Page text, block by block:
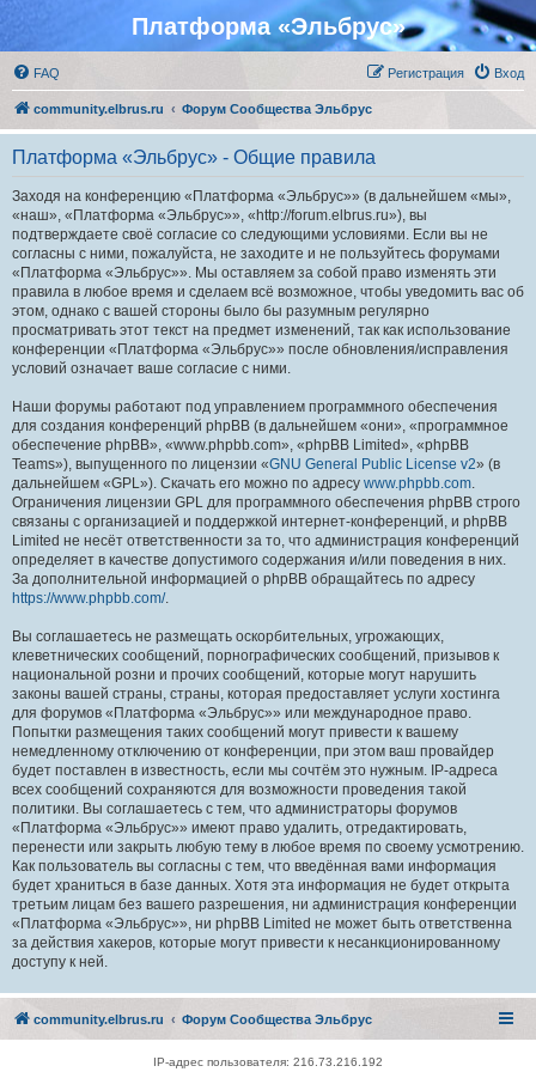
Платформа «Эльбрус»
FAQ Вход
Регистрация
community.elbrus.ru Форум Сообщества Эльбрус
Платформа «Эльбрус» - Общие правила
Заходя на конференцию «Платформа «Эльбрус»» (в дальнейшем «мы»,
«наш», «Платформа «Эльбрус»», «http://forum.elbrus.ru»), вы
подтверждаете своё согласие со следующими условиями. Если вы не
согласны с ними, пожалуйста, не заходите и не пользуйтесь форумами
«Платформа «Эльбрус»». Мы оставляем за собой право изменять эти
правила в любое время и сделаем всё возможное, чтобы уведомить вас об
этом, однако с вашей стороны было бы разумным регулярно
просматривать этот текст на предмет изменений, так как использование
конференции «Платформа «Эльбрус»» после обновления/исправления
условий означает ваше согласие с ними.
Наши форумы работают под управлением программного обеспечения
для создания конференций phpBB (в дальнейшем «они», «программное
обеспечение phpBB», «www.phpbb.com», «phpBB Limited», «phpBB
Teams»), выпущенного по лицензии «GNU General Public License v2» (в
дальнейшем «GPL»). Скачать его можно по адресу www.phpbb.com.
Ограничения лицензии GPL для программного обеспечения phpBB строго
связаны с организацией и поддержкой интернет-конференций, и phpBB
Limited не несёт ответственности за то, что администрация конференций
определяет в качестве допустимого содержания и/или поведения в них.
За дополнительной информацией о phpBB обращайтесь по адресу
https://www.phpbb.com/.
Вы соглашаетесь не размещать оскорбительных, угрожающих,
клеветнических сообщений, порнографических сообщений, призывов к
национальной розни и прочих сообщений, которые могут нарушить
законы вашей страны, страны, которая предоставляет услуги хостинга
для форумов «Платформа «Эльбрус»» или международное право.
Попытки размещения таких сообщений могут привести к вашему
немедленному отключению от конференции, при этом ваш провайдер
будет поставлен в известность, если мы сочтём это нужным. IP-адреса
всех сообщений сохраняются для возможности проведения такой
политики. Вы соглашаетесь с тем, что администраторы форумов
«Платформа «Эльбрус»» имеют право удалить, отредактировать,
перенести или закрыть любую тему в любое время по своему усмотрению.
Как пользователь вы согласны с тем, что введённая вами информация
будет храниться в базе данных. Хотя эта информация не будет открыта
третьим лицам без вашего разрешения, ни администрация конференции
«Платформа «Эльбрус»», ни phpBB Limited не может быть ответственна
за действия хакеров, которые могут привести к несанкционированному
доступу к ней.
community.elbrus.ru Форум Сообщества Эльбрус
IP-адрес пользователя: 216.73.216.192